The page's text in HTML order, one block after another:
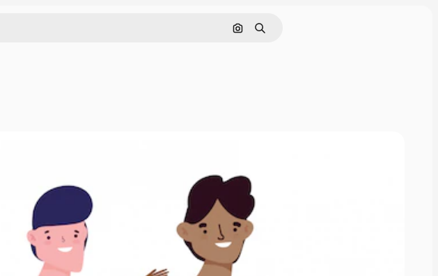
Cerca per immagine
Ricerca